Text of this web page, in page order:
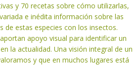
y 70 recetas sobre cómo utilizarlas,
e inédita información sobre las
de estas especies con los insectos.
apoyo visual para identificar un
la actualidad. Una visión integral de un
y que en muchos lugares está